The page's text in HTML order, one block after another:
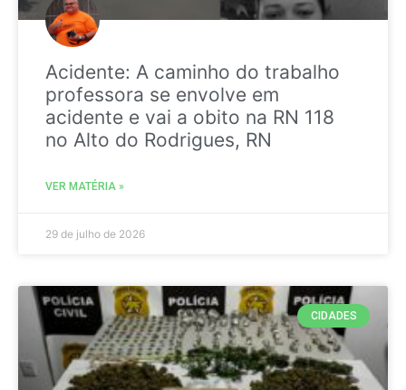
Acidente: A caminho do trabalho
professora se envolve em
acidente e vai a obito na RN 118
no Alto do Rodrigues, RN
VER MATÉRIA »
29 de julho de 2026
CIDADES